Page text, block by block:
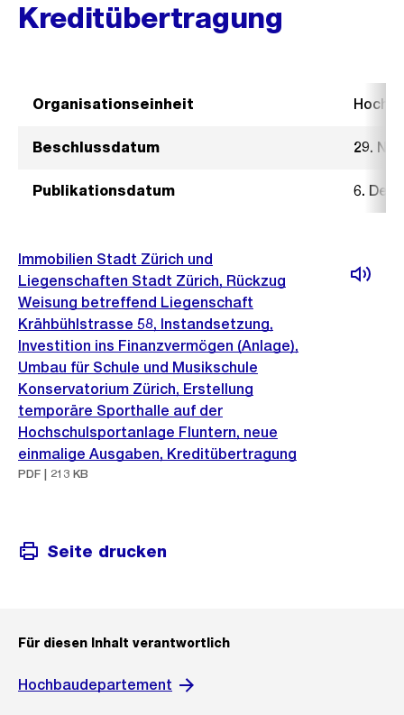
Kreditübertragung
Organisationseinheit
Beschlussdatum 29.
Publikationsdatum 6.
Immobilien Stadt Zürich und
Liegenschaften Stadt Zürich, Rückzug
Weisung betreffend Liegenschaft
Krähbühlstrasse 58, Instandsetzung,
Investition ins Finanzvermögen (Anlage),
Umbau für Schule und Musikschule
Konservatorium Zürich, Erstellung
temporäre Sporthalle auf der
Hochschulsportanlage Fluntern, neue
einmalige Ausgaben, Kreditübertragung
PDF | 213 KB
Seite drucken
Für diesen Inhalt verantwortlich
Hochbaudepartement